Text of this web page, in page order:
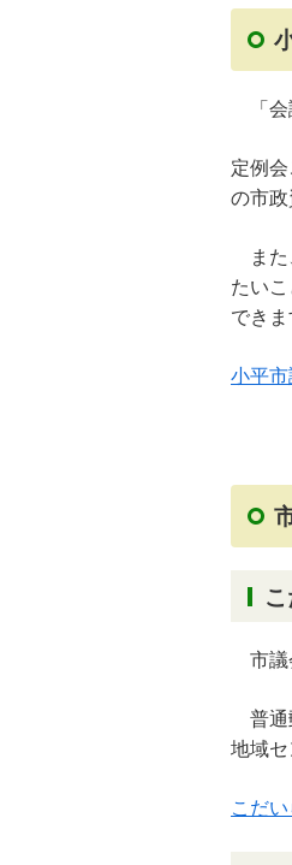
「会
定例
の市政
また
たい
できま
小平市
市議
普通
地域セ
こだ